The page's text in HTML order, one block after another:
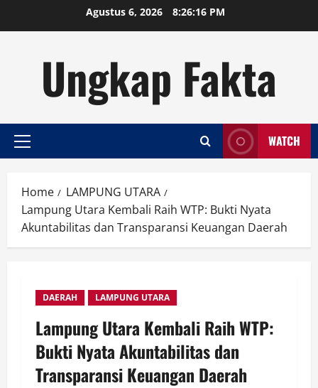
Agustus 6, 2026 8:26:17 PM
Ungkap Fakta
Primary
WATCH
Home
LAMPUNG UTARA
Lampung Utara Kembali Raih WTP: Bukti Nyata
Akuntabilitas dan Transparansi Keuangan Daerah
DAERAH LAMPUNG UTARA
Lampung Utara Kembali Raih WTP:
Bukti Nyata Akuntabilitas dan
Transparansi Keuangan Daerah